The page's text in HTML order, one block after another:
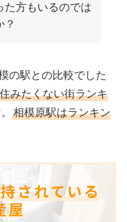
た方もいるのでは
？
の駅との比較でした
みたくない街ランキ
相模原駅はランキン